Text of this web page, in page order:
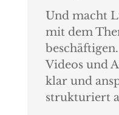
Und macht
mit dem
Videos und
klar und
strukturiert